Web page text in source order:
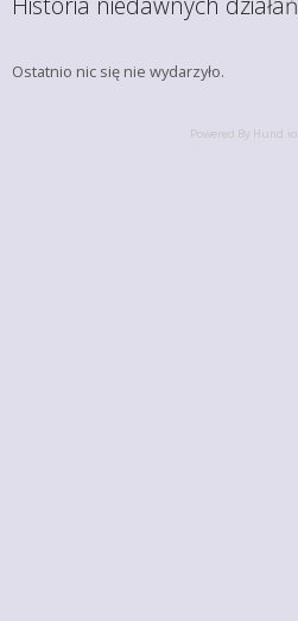
Ostatnio nic się nie wydarzyło.
Powered By Hund.io